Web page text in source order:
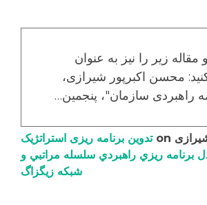
مقاله زیر را نیز به عنوان
محسن اکبرپور شیرازی،
راهبردی سازمان"، پنجمین…
تدوین برنامه ریزی استراتژیک
برنامه ریزي راهبردي سلسله مراتبي و
شبکه زیگزاگ